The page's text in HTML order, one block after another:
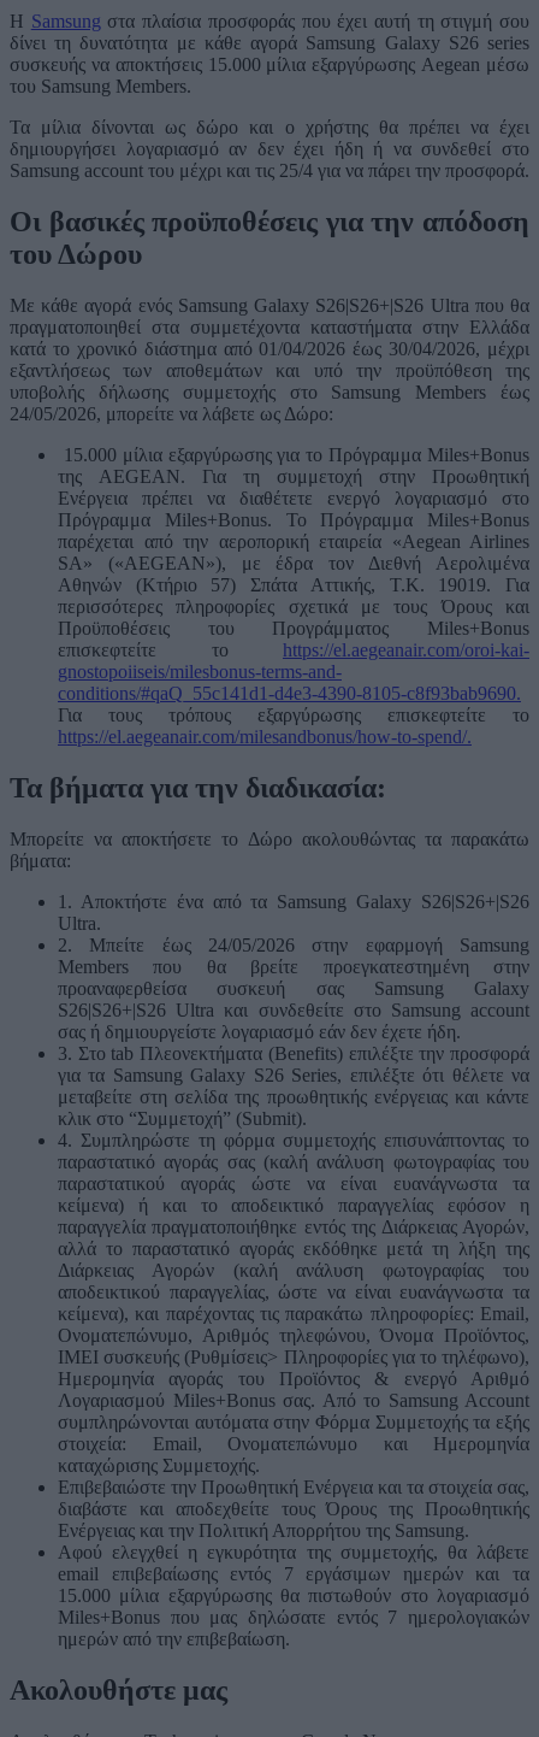
Η Samsungστα πλαίσια προσφοράς που έχει αυτή τη στιγμή σου
δίνει τη δυνατότητα με κάθε αγορά Samsung Galaxy S26 series
συσκευής να αποκτήσεις 15.000 μίλια εξαργύρωσης Aegean μέσω
του Samsung Members.
Τα μίλια δίνονται ως δώρο και ο χρήστης θα πρέπει να έχει
δημιουργήσει λογαριασμό αν δεν έχει ήδη ή να συνδεθεί στο
Samsung account του μέχρι και τις 25/4 για να πάρει την προσφορά.
Οι βασικές προϋποθέσεις για την απόδοση
του Δώρου
Με κάθε αγορά ενός Samsung Galaxy S26|S26+|S26 Ultra που θα
πραγματοποιηθεί στα συμμετέχοντα καταστήματα στην Ελλάδα
κατά το χρονικό διάστημα από 01/04/2026 έως 30/04/2026, μέχρι
εξαντλήσεως των αποθεμάτων και υπό την προϋπόθεση της
υποβολής δήλωσης συμμετοχής στο Samsung Members έως
24/05/2026, μπορείτε να λάβετε ως Δώρο:
15.000 μίλια εξαργύρωσης για το Πρόγραμμα Miles+Bonus
της AEGEAN. Για τη συμμετοχή στην Προωθητική
Ενέργεια πρέπει να διαθέτετε ενεργό λογαριασμό στο
Πρόγραμμα Miles+Bonus. To Πρόγραμμα Miles+Bonus
παρέχεται από την αεροπορική εταιρεία «Aegean Airlines
SA» («AEGEAN»), με έδρα τον Διεθνή Αερολιμένα
Αθηνών (Κτήριο 57) Σπάτα Αττικής, Τ.Κ. 19019. Για
περισσότερες πληροφορίες σχετικά με τους Όρους και
Προϋποθέσεις του Προγράμματος Miles+Bonus
επισκεφτείτε το https://el.aegeanair.com/oroi-kai-
gnostopoiiseis/milesbonus-terms-and-
conditions/#qaQ_55c141d1-d4e3-4390-8105-c8f93bab9690.
Για τους τρόπους εξαργύρωσης επισκεφτείτε το
https://el.aegeanair.com/milesandbonus/how-to-spend/.
Τα βήματα για την διαδικασία:
Μπορείτε να αποκτήσετε το Δώρο ακολουθώντας τα παρακάτω
βήματα:
1. Αποκτήστε ένα από τα Samsung Galaxy S26|S26+|S26
Ultra.
2. Μπείτε έως 24/05/2026 στην εφαρμογή Samsung
Members που θα βρείτε προεγκατεστημένη στην
προαναφερθείσα συσκευή σας Samsung Galaxy
S26|S26+|S26 Ultra και συνδεθείτε στο Samsung account
σας ή δημιουργείστε λογαριασμό εάν δεν έχετε ήδη.
3. Στο tab Πλεονεκτήματα (Benefits) επιλέξτε την προσφορά
για τα Samsung Galaxy S26 Series, επιλέξτε ότι θέλετε να
μεταβείτε στη σελίδα της προωθητικής ενέργειας και κάντε
κλικ στο “Συμμετοχή” (Submit).
4. Συμπληρώστε τη φόρμα συμμετοχής επισυνάπτοντας το
παραστατικό αγοράς σας (καλή ανάλυση φωτογραφίας του
παραστατικού αγοράς ώστε να είναι ευανάγνωστα τα
κείμενα) ή και το αποδεικτικό παραγγελίας εφόσον η
παραγγελία πραγματοποιήθηκε εντός της Διάρκειας Αγορών,
αλλά το παραστατικό αγοράς εκδόθηκε μετά τη λήξη της
Διάρκειας Αγορών (καλή ανάλυση φωτογραφίας του
αποδεικτικού παραγγελίας, ώστε να είναι ευανάγνωστα τα
κείμενα), και παρέχοντας τις παρακάτω πληροφορίες: Email,
Ονοματεπώνυμο, Αριθμός τηλεφώνου, Όνομα Προϊόντος,
IMEI συσκευής (Ρυθμίσεις> Πληροφορίες για το τηλέφωνο),
Ημερομηνία αγοράς του Προϊόντος & ενεργό Αριθμό
Λογαριασμού Miles+Bonus σας. Από το Samsung Account
συμπληρώνονται αυτόματα στην Φόρμα Συμμετοχής τα εξής
στοιχεία: Email, Ονοματεπώνυμο και Ημερομηνία
καταχώρισης Συμμετοχής.
Επιβεβαιώστε την Προωθητική Ενέργεια και τα στοιχεία σας,
διαβάστε και αποδεχθείτε τους Όρους της Προωθητικής
Ενέργειας και την Πολιτική Απορρήτου της Samsung.
Αφού ελεγχθεί η εγκυρότητα της συμμετοχής, θα λάβετε
email επιβεβαίωσης εντός 7 εργάσιμων ημερών και τα
15.000 μίλια εξαργύρωσης θα πιστωθούν στο λογαριασμό
Miles+Bonus που μας δηλώσατε εντός 7 ημερολογιακών
ημερών από την επιβεβαίωση.
Ακολουθήστε μας